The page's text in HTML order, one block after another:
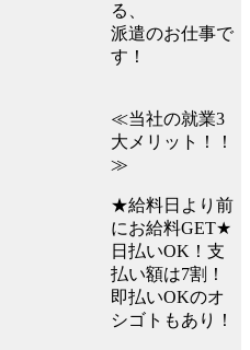
る、
派遣のお仕事で
す！
≪当社の就業3
大メリット！！
≫
★給料日より前
にお給料GET★
日払いOK！支
払い額は7割！
即払いOKのオ
シゴトもあり！